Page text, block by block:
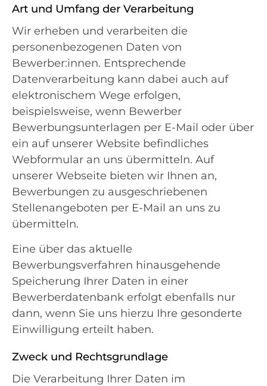
Art und Umfang der Verarbeitung
Wir erheben und verarbeiten die
personenbezogenen Daten von
Bewerber:innen. Entsprechende
Datenverarbeitung kann dabei auch auf
elektronischem Wege erfolgen,
beispielsweise, wenn Bewerber
Bewerbungsunterlagen per E-Mail oder über
ein auf unserer Website befindliches
Webformular an uns übermitteln. Auf
unserer Webseite bieten wir Ihnen an,
Bewerbungen zu ausgeschriebenen
Stellenangeboten per E-Mail an uns zu
übermitteln.
Eine über das aktuelle
Bewerbungsverfahren hinausgehende
Speicherung Ihrer Daten in einer
Bewerberdatenbank erfolgt ebenfalls nur
dann, wenn Sie uns hierzu Ihre gesonderte
Einwilligung erteilt haben.
Zweck und Rechtsgrundlage
Die Verarbeitung Ihrer Daten im